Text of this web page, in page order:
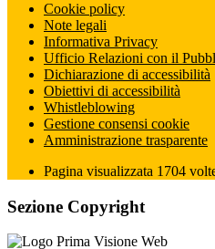
Cookie policy
Note legali
Informativa Privacy
Ufficio Relazioni con il
Dichiarazione di accessibilità
Obiettivi di accessibilità
Whistleblowing
Gestione consensi cookie
Amministrazione trasparente
Pagina visualizzata 1704
Sezione Copyright